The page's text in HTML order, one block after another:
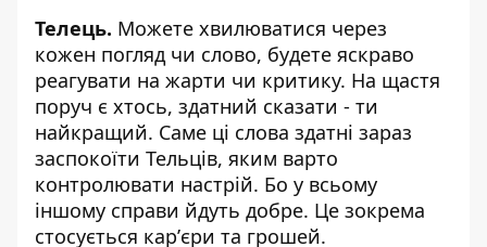
Телець. Можете хвилюватися через
кожен погляд чи слово, будете яскраво
реагувати на жарти чи критику. На щастя
поруч є хтось, здатний сказати - ти
найкращий. Саме ці слова здатні зараз
заспокоїти Тельців, яким варто
контролювати настрій. Бо у всьому
іншому справи йдуть добре. Це зокрема
стосується карʼєри та грошей.